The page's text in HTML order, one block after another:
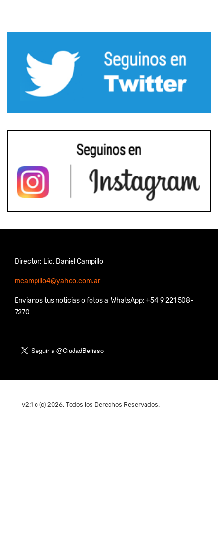
Director: Lic. Daniel Campillo
mcampillo4@yahoo.com.ar
Envianos tus noticias o fotos al WhatsApp: +54 9 221 508-
7270
v2.1 c (c) 2026, Todos los Derechos Reservados.